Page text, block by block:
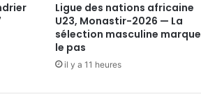
Ligue des nations africaine
U23, Monastir-2026 — La
sélection masculine marque
le pas
il y a 11 heures